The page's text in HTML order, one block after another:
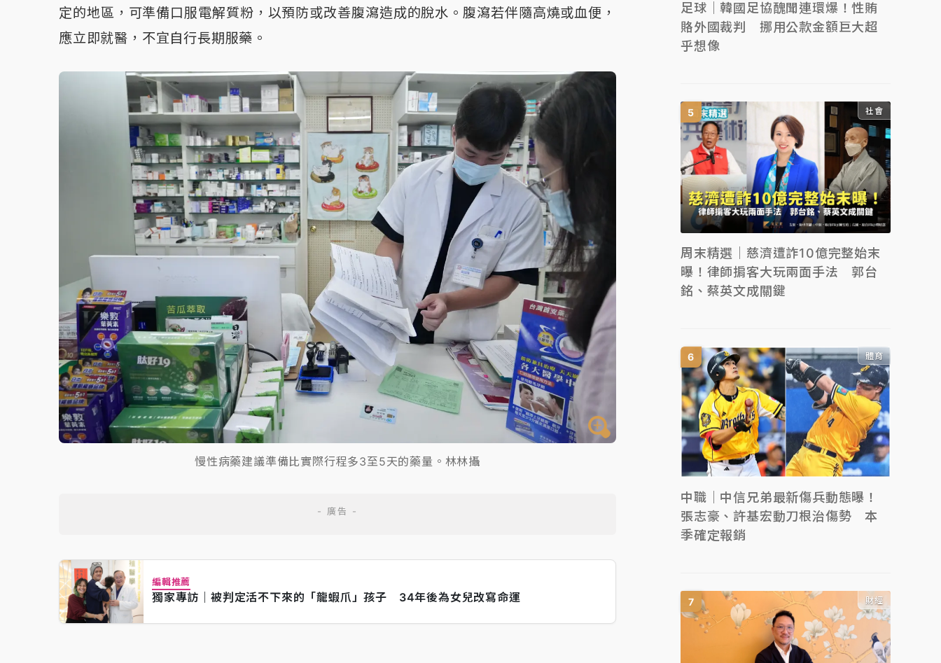
定的地區，可準備口服電解質粉，以預防或改善腹瀉造成的脫水。腹瀉若伴隨高燒或血便，
應立即就醫，不宜自行長期服藥。
慢性病藥建議準備比實際行程多3至5天的藥量。林林攝
編輯推薦
獨家專訪｜被判定活不下來的「龍蝦爪」孩子 34年後為女兒改寫命運
足球｜韓國足協醜聞連環爆！性賄
賂外國裁判 挪用公款金額巨大超
乎想像
社會
周末精選｜慈濟遭詐10億完整始末
曝！律師掮客大玩兩面手法 郭台
銘、蔡英文成關鍵
體育
中職｜中信兄弟最新傷兵動態曝！
張志豪、許基宏動刀根治傷勢 本
季確定報銷
財經